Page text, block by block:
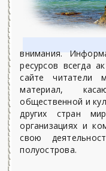
внимания.
ресурсов всегда
сайте читатели
материал,
общественной и
других стран
организациях и
свою
полуострова.